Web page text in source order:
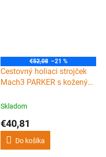
€52,08 –21 %
Cestovný holiaci strojček
Mach3 PARKER s koženým
Skladom
€40,81
Do košíka